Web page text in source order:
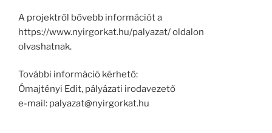
A projektről bővebb információt a
https://www.nyirgorkat.hu/palyazat/ oldalon
olvashatnak.
További információ kérhető:
Ómajtényi Edit, pályázati irodavezető
e-mail: palyazat@nyirgorkat.hu